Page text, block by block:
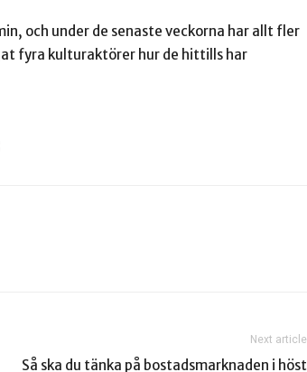
och under de senaste veckorna har allt fler
fyra kulturaktörer hur de hittills har
Next article
Så ska du tänka på bostadsmarknaden i höst